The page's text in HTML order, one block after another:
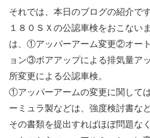
それでは、本日のブログの紹介です
１８０ＳＸの公認車検をおこない
は、①アッパーアーム変更②オー
ョン③ボアアップによる排気量ア
所変更による公認車検。
①アッパーアームの変更に関して
ーミュラ製などは、強度検討書な
その書類を提出すればほぼ問題な